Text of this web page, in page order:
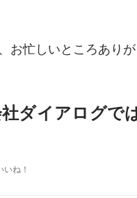
お忙しいところあり
ダイアログで
いね！